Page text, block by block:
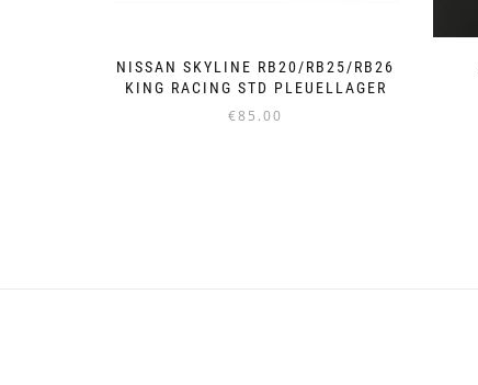
NISSAN SKYLINE RB20/RB25/RB26
KING RACING STD PLEUELLAGER
€85.00